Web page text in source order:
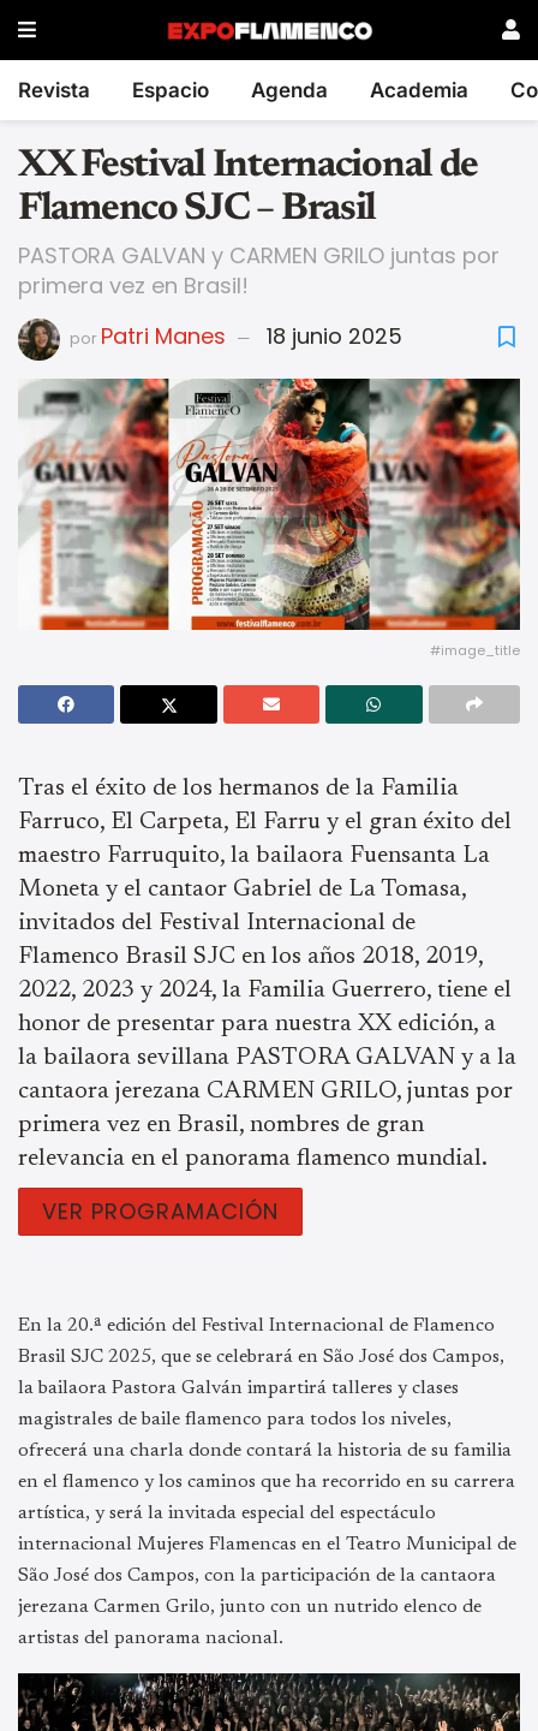
Revista Espacio Agenda Academia
XX Festival Internacional de
Flamenco SJC – Brasil
PASTORA GALVAN y CARMEN GRILO juntas por
primera vez en Brasil!
por Patri Manes 18 junio 2025
#image_title
Tras el éxito de los hermanos de la Familia
Farruco, El Carpeta, El Farru y el gran éxito del
maestro Farruquito, la bailaora Fuensanta La
Moneta y el cantaor Gabriel de La Tomasa,
invitados del Festival Internacional de
Flamenco Brasil SJC en los años 2018, 2019,
2022, 2023 y 2024, la Familia Guerrero, tiene el
honor de presentar para nuestra XX edición, a
la bailaora sevillana PASTORA GALVAN y a la
cantaora jerezana CARMEN GRILO, juntas por
primera vez en Brasil, nombres de gran
relevancia en el panorama flamenco mundial.
VER PROGRAMACIÓN
En la 20.ª edición del Festival Internacional de Flamenco
Brasil SJC 2025, que se celebrará en São José dos Campos,
la bailaora Pastora Galván impartirá talleres y clases
magistrales de baile flamenco para todos los niveles,
ofrecerá una charla donde contará la historia de su familia
en el flamenco y los caminos que ha recorrido en su carrera
artística, y será la invitada especial del espectáculo
internacional Mujeres Flamencas en el Teatro Municipal de
São José dos Campos, con la participación de la cantaora
jerezana Carmen Grilo, junto con un nutrido elenco de
artistas del panorama nacional.